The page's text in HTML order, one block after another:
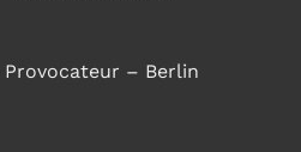
– Berlin